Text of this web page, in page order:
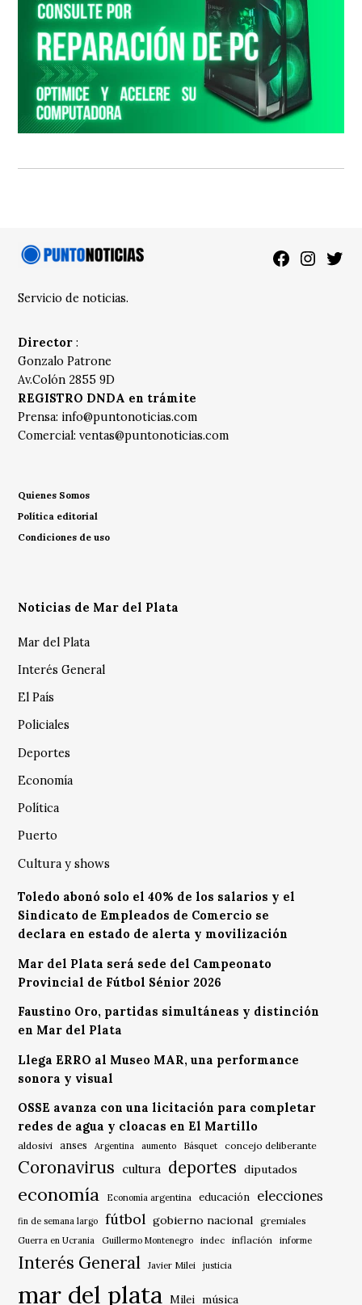
Facebook
Servicio de noticias.
Director :
Gonzalo Patrone
Av.Colón 2855 9D
REGISTRO DNDA en trámite
Prensa: info@puntonoticias.com
Comercial:ventas@puntonoticias.com
Quienes Somos
Política editorial
Condiciones de uso
Noticias de Mar del Plata
Mar del Plata
Interés General
El País
Policiales
Deportes
Economía
Política
Puerto
Cultura y shows
Toledo abonó solo el 40% de los salarios y el
Sindicato de Empleados de Comercio se
declara en estado de alerta y movilización
Mar del Plata será sede del Campeonato
Provincial de Fútbol Sénior 2026
Faustino Oro, partidas simultáneas y distinción
en Mar del Plata
Llega ERRO al Museo MAR, una performance
sonora y visual
OSSE avanza con una licitación para completar
redes de agua y cloacas en El Martillo
aldosivi anses Argentina aumento Básquet concejo deliberante
Coronavirus cultura deportes diputados
economía Economía argentina educación elecciones
fin de semana largo fútbol gobierno nacional gremiales
Guerra en Ucrania Guillermo Montenegro indec inflación informe
Interés General Javier Milei justicia
mar del plata Milei música